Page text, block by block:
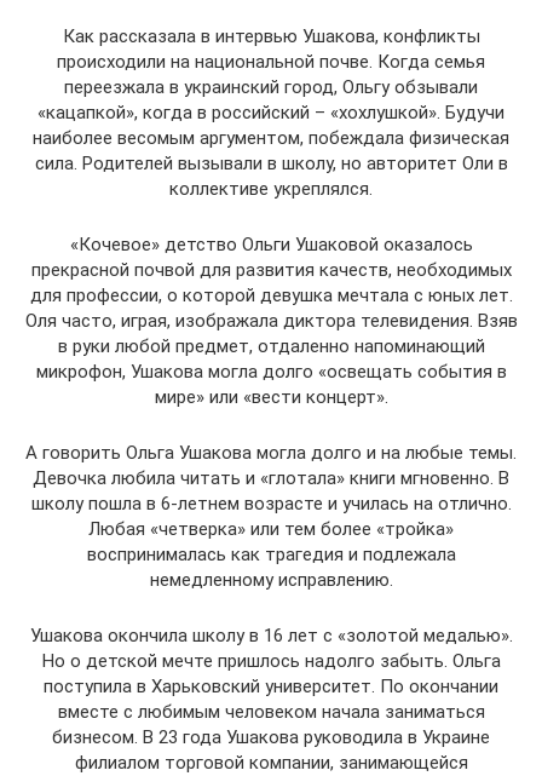
Как рассказала в интервью Ушакова, конфликты
происходили на национальной почве. Когда семья
переезжала в украинский город, Ольгу обзывали
«кацапкой», когда в российский – «хохлушкой». Будучи
наиболее весомым аргументом, побеждала физическая
сила. Родителей вызывали в школу, но авторитет Оли в
коллективе укреплялся.
«Кочевое» детство Ольги Ушаковой оказалось
прекрасной почвой для развития качеств, необходимых
для профессии, о которой девушка мечтала с юных лет.
Оля часто, играя, изображала диктора телевидения. Взяв
в руки любой предмет, отдаленно напоминающий
микрофон, Ушакова могла долго «освещать события в
мире» или «вести концерт».
А говорить Ольга Ушакова могла долго и на любые темы.
Девочка любила читать и «глотала» книги мгновенно. В
школу пошла в 6-летнем возрасте и училась на отлично.
Любая «четверка» или тем более «тройка»
воспринималась как трагедия и подлежала
немедленному исправлению.
Ушакова окончила школу в 16 лет с «золотой медалью».
Но о детской мечте пришлось надолго забыть. Ольга
поступила в Харьковский университет. По окончании
вместе с любимым человеком начала заниматься
бизнесом. В 23 года Ушакова руководила в Украине
филиалом торговой компании, занимающейся